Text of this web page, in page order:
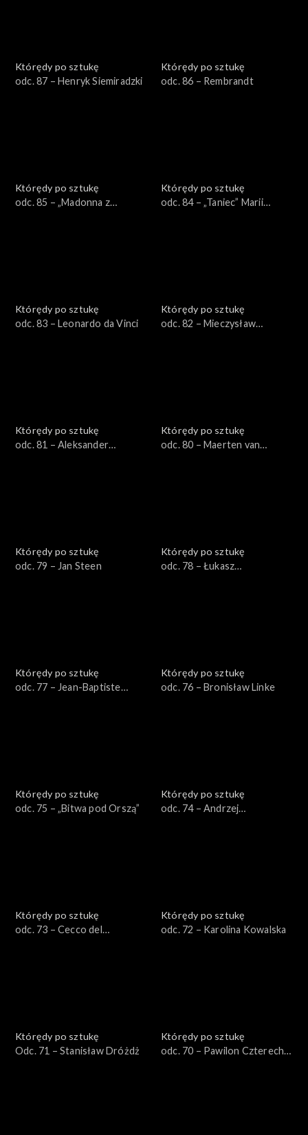
Którędy po sztukę
odc. 87 – Henryk Siemiradzki
Którędy po sztukę
odc. 86 – Rembrandt
Którędy po sztukę
odc. 85 – „Madonna z
Którędy po sztukę
odc. 84 – „Taniec” Marii
Którędy po sztukę
odc. 83 – Leonardo da Vinci
Którędy po sztukę
odc. 82 – Mieczysław
Którędy po sztukę
odc. 81 – Aleksander
Którędy po sztukę
odc. 80 – Maerten van
Którędy po sztukę
odc. 79 – Jan Steen
Którędy po sztukę
odc. 78 – Łukasz
Którędy po sztukę
odc. 77 – Jean-Baptiste
Którędy po sztukę
odc. 76 – Bronisław Linke
Którędy po sztukę
odc. 75 – „Bitwa pod Orszą”
Którędy po sztukę
odc. 74 – Andrzej
Którędy po sztukę
odc. 73 – Cecco del
Którędy po sztukę
odc. 72 – Karolina Kowalska
Którędy po sztukę
Odc. 71 – Stanisław Dróżdż
Którędy po sztukę
odc. 70 – Pawilon Czterech